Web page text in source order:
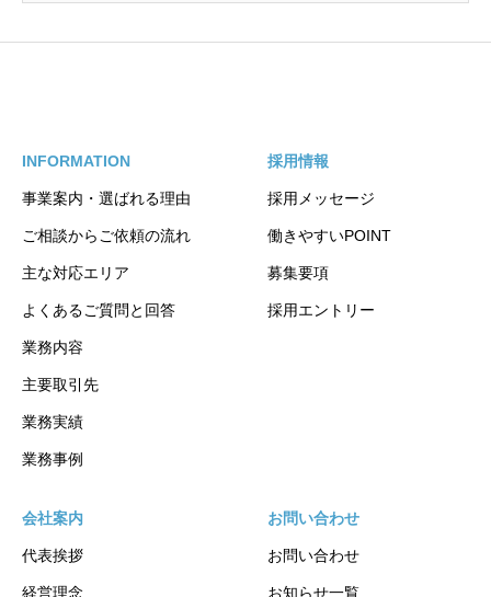
INFORMATION
事業案内・選ばれる理由
ご相談からご依頼の流れ
主な対応エリア
よくあるご質問と回答
業務内容
主要取引先
業務実績
業務事例
採用情報
採用メッセージ
働きやすいPOINT
募集要項
採用エントリー
会社案内
代表挨拶
経営理念
お問い合わせ
お問い合わせ
お知らせ一覧